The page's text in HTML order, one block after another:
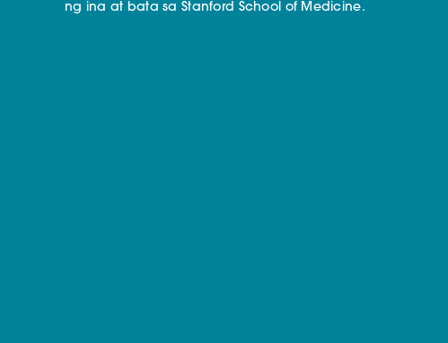
ng ina at bata sa Stanford School of Medicine.